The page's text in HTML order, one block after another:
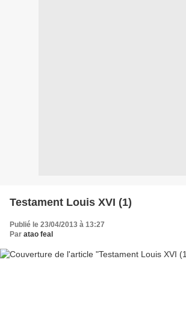
Testament Louis XVI (1)
Publié le 23/04/2013 à 13:27
Par atao feal